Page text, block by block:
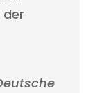
der